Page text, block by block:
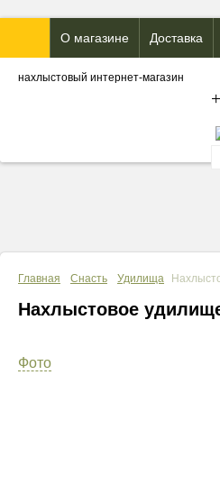
О магазине Доставка
нахлыстовый интернет-магазин
Главная Снасть Удилища
Нахлыстовое
Фото